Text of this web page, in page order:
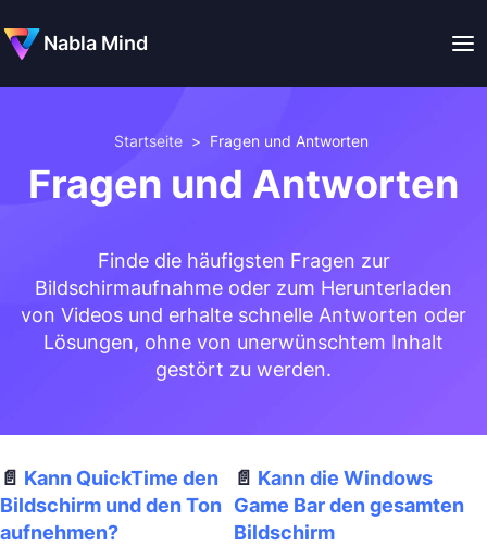
Nabla Mind
Startseite > Fragen und Antworten
Fragen und Antworten
Finde die häufigsten Fragen zur
Bildschirmaufnahme oder zum Herunterladen
von Videos und erhalte schnelle Antworten oder
Lösungen, ohne von unerwünschtem Inhalt
gestört zu werden.
Kann QuickTime den
Bildschirm und den Ton
aufnehmen?
Kann die Windows
Game Bar den gesamten
Bildschirm